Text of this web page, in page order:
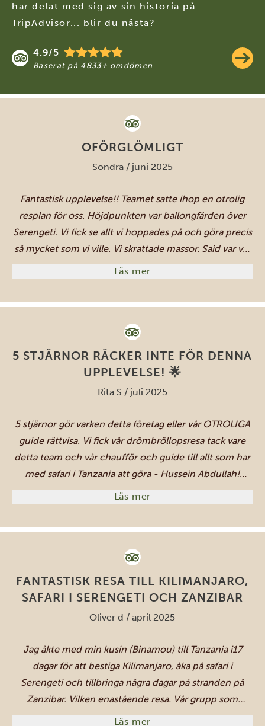
har delat med sig av sin historia på
TripAdvisor... blir du nästa?
4.9/5
Baserat på 4833+ omdömen LÄS
OFÖRGLÖMLIGT
Sondra / juni 2025
Fantastisk upplevelse!! Teamet satte ihop en otrolig
resplan för oss. Höjdpunkten var ballongfärden över
Serengeti. Vi fick se allt vi hoppades på och göra precis
så mycket som vi ville. Vi skrattade massor. Said var vår
fantastiska guide, så vänlig och verkligen engagerad.
Det var bara min bästa vän och jag, och vi hade
Läs mer
5 STJÄRNOR RÄCKER INTE FÖR DENNA
UPPLEVELSE! 🌟
Rita S / juli 2025
5 stjärnor gör varken detta företag eller vår OTROLIGA
guide rättvisa. Vi fick vår drömbröllopsresa tack vare
detta team och vår chaufför och guide till allt som har
med safari i Tanzania att göra - Hussein Abdullah!
Planeringsprocessen var så enkel och
kommunikationen var supersnabb. Brighton hjälpte
Varenda boende överträffade våra förväntningar och
drycker och lite TS-merch. Vi besökte Villa Maua för att
för vårt första stopp! Tiden i Tarangire var något av det
bästa, bland annat med ett tidigt morgonbesök hos ett
lejonpar precis vid vägen efter ett regn. Vi var den
enda bilen ute och Hussein såg till att det blev ett
speciellt ögonblick genom att förklara att lejonen var
Läs mer
FANTASTISK RESA TILL KILIMANJARO,
SAFARI I SERENGETI OCH ZANZIBAR
Oliver d / april 2025
Jag åkte med min kusin (Binamou) till Tanzania i17
dagar för att bestiga Kilimanjaro, åka på safari i
Serengeti och tillbringa några dagar på stranden på
Zanzibar. Vilken enastående resa. Vår grupp som
hjälpte oss upp för berget, alla 12 var fantastiska. Tack
Läs mer